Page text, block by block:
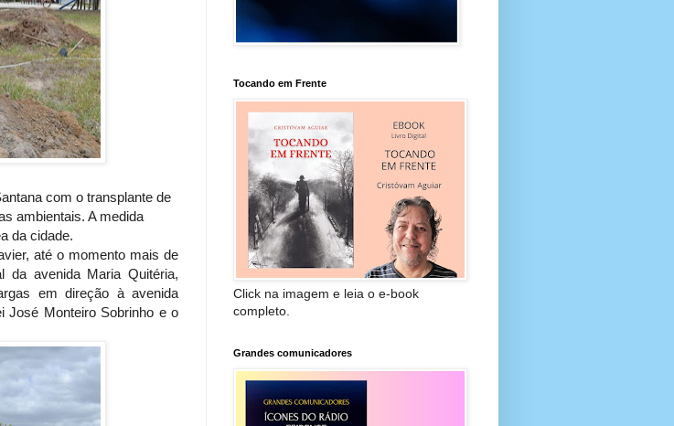
com o transplante de
ambientais. A medida
da cidade.
até o momento mais de
da avenida Maria Quitéria,
em direção à avenida
José Monteiro Sobrinho e o
Tocando em Frente
Click na imagem e leia o e-book
completo.
Grandes comunicadores